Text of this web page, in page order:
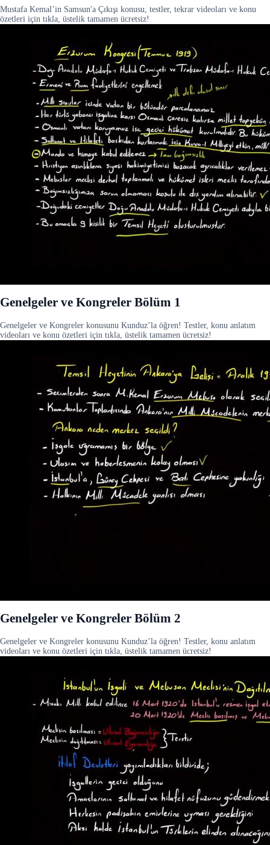
Mustafa Kemal’in Samsun'a Çıkışı konusu, testler, tekrar videoları ve konu
özetleri için tıkla, üstelik tamamen ücretsiz!
Genelgeler ve Kongreler Bölüm 1
Genelgeler ve Kongreler konusunu Kunduz’la öğren! Testler, konu anlatım
videoları ve konu özetleri için tıkla, üstelik tamamen ücretsiz!
Genelgeler ve Kongreler Bölüm 2
Genelgeler ve Kongreler konusunu Kunduz’la öğren! Testler, konu anlatım
videoları ve konu özetleri için tıkla, üstelik tamamen ücretsiz!